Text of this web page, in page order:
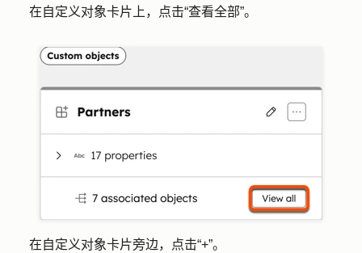
在自定义对象卡片上，点击“查看全部”。
在自定义对象卡片旁边，点击“+”。